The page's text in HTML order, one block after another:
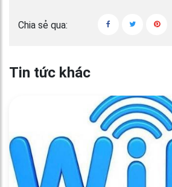
Chia sẻ qua:
Tin tức khác